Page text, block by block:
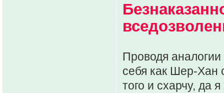
Проводя
себя как Шер-Хан
того и схарчу, да